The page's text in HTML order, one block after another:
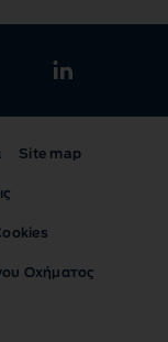
Site map
Οχήματος